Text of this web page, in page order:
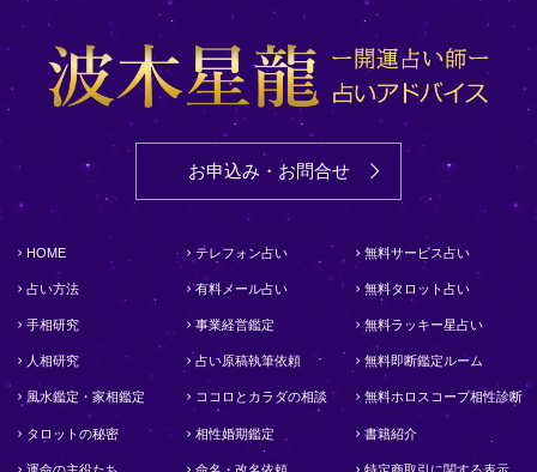
お申込み・お問合せ
HOME
占い方法
手相研究
人相研究
風水鑑定・家相鑑定
タロットの秘密
テレフォン占い
有料メール占い
事業経営鑑定
占い原稿執筆依頼
ココロとカラダの相談
相性婚期鑑定
無料サービス占い
無料タロット占い
無料ラッキー星占い
無料即断鑑定ルーム
無料ホロスコープ相性診断
書籍紹介